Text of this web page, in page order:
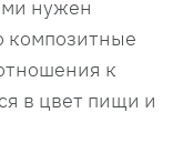
нужен
композитные
к
в цвет пищи и